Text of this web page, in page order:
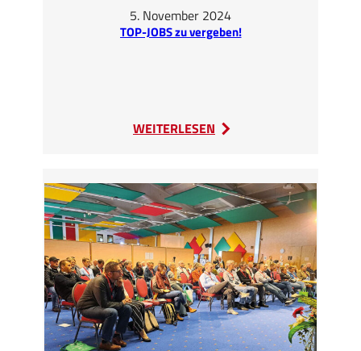
5. November 2024
TOP-JOBS zu vergeben!
WEITERLESEN
:
zu
vergeben!